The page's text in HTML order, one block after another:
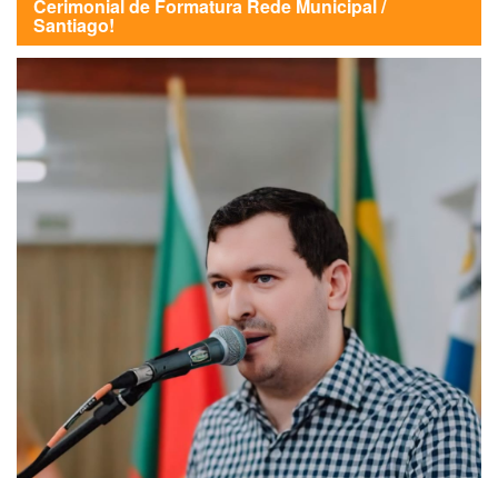
Cerimonial de Formatura Rede Municipal /
Santiago!